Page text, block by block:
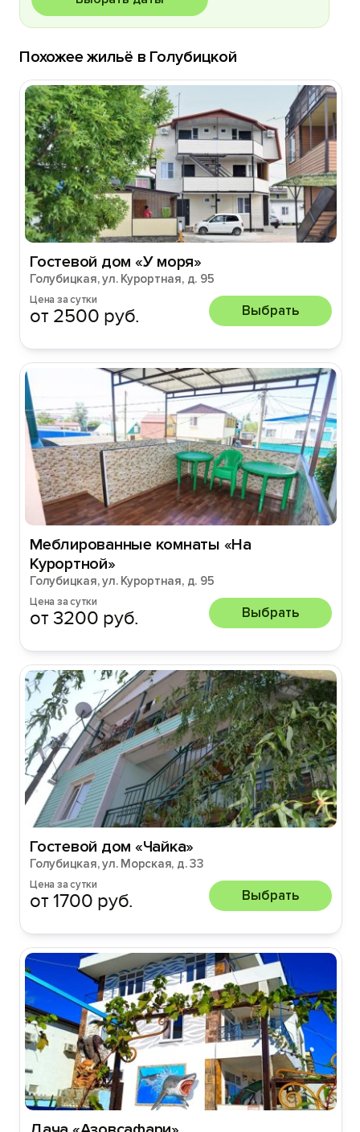
Похожее жильё в Голубицкой
Гостевой дом «У моря»
Голубицкая, ул. Курортная, д. 95
Цена за сутки
от 2500 руб. Выбрать
Меблированные комнаты «На
Курортной»
Голубицкая, ул. Курортная, д. 95
Цена за сутки
от 3200 руб. Выбрать
Гостевой дом «Чайка»
Голубицкая, ул. Морская, д. 33
Цена за сутки
от 1700 руб. Выбрать